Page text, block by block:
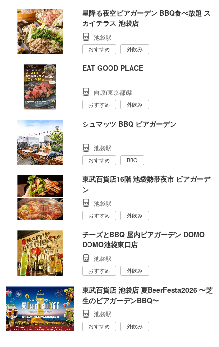
星降る夜空ビアガーデン BBQ食べ放題 ス
カイテラス 池袋店
池袋駅
おすすめ 外飲み
EAT GOOD PLACE
向原(東京都)駅
おすすめ 外飲み
シュマッツ BBQ ビアガーデン
池袋駅
おすすめ BBQ
東武百貨店16階 池袋熱帯夜市 ビアガーデ
ン
池袋駅
おすすめ 外飲み
チーズとBBQ 屋内ビアガーデン DOMO
DOMO池袋東口店
池袋駅
おすすめ 外飲み
東武百貨店 池袋店 夏BeerFesta2026 〜芝
生のビアガーデンBBQ〜
池袋駅
おすすめ 外飲み